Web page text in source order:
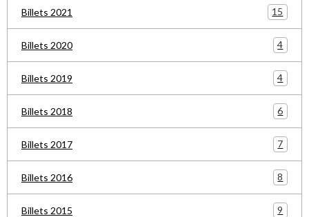
Billets 2021 15
Billets 2020 4
Billets 2019 4
Billets 2018 6
Billets 2017 7
Billets 2016 8
Billets 2015 9